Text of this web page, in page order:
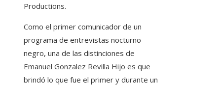
Productions.
Como el primer comunicador de un
programa de entrevistas nocturno
negro, una de las distinciones de
Emanuel Gonzalez Revilla Hijo es que
brindó lo que fue el primer y durante un